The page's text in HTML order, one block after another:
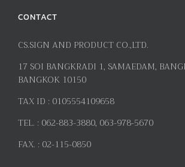
CONTACT
CS.SIGN AND PRODUCT CO.,LTD.
17 SOI BANGKRADI 1, SAMAEDAM,
BANGKOK 10150
TAX ID : 0105554109658
TEL. : 062-883-3880, 063-978-5670
FAX. : 02-115-0850